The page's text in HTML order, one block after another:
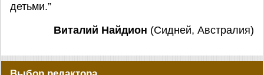
детьми.”
Виталий Найдион (Сидней, Австралия)